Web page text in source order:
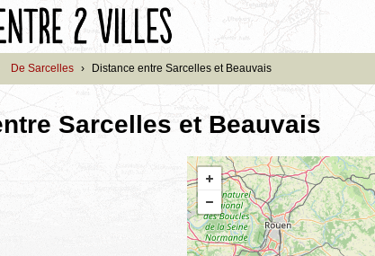
De Sarcelles › Distance entre Sarcelles et Beauvais
Sarcelles et Beauvais